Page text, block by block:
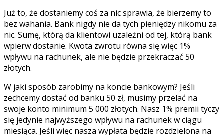
Już to, że dostaniemy coś za nic sprawia, że bierzemy to
bez wahania. Bank nigdy nie da tych pieniędzy nikomu za
nic. Sumę, którą da klientowi uzależni od tej, którą bank
wpierw dostanie. Kwota zwrotu równa się więc 1%
wpływu na rachunek, ale nie będzie przekraczać 50
złotych.
W jaki sposób zarobimy na koncie bankowym? Jeśli
zechcemy dostać od banku 50 zł, musimy przelać na
swoje konto minimum 5 000 złotych. Nasz 1% premii tyczy
się jedynie najwyższego wpływu na rachunek w ciągu
miesiąca. Jeśli więc nasza wypłata będzie rozdzielona na